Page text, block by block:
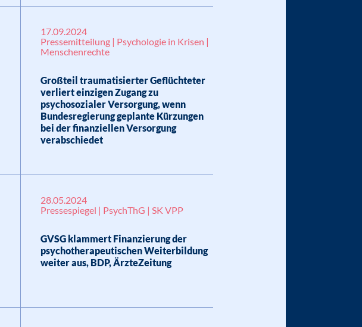
17.09.2024
Pressemitteilung | Psychologie in Krisen |
Menschenrechte
Großteil traumatisierter Geflüchteter
verliert einzigen Zugang zu
psychosozialer Versorgung, wenn
Bundesregierung geplante Kürzungen
bei der finanziellen Versorgung
verabschiedet
28.05.2024
Pressespiegel | PsychThG | SK VPP
GVSG klammert Finanzierung der
psychotherapeutischen Weiterbildung
weiter aus, BDP, ÄrzteZeitung